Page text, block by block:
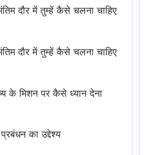
दौर में तुम्हें कैसे चलना चाहिए
दौर में तुम्हें कैसे चलना चाहिए
के मिशन पर कैसे ध्यान देना
का उद्देश्य